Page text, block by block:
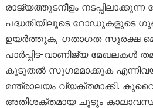
രാജ്യത്തുടനീളം
പദ്ധതിയിലൂടെ റോഡുകളുടെ
ഉയർത്തുക, ഗതാഗത സുരക്ഷ
പാർപ്പിട-വാണിജ്യ മേഖലകൾ
കൂടുതൽ സുഗമമാക്കുക
മന്ത്രാലയം വ്യക്തമാക്കി.
അതിശക്തമായ ചൂടും